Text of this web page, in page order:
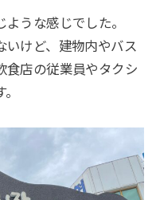
うな感じでした。
いけど、建物内やバス
食店の従業員やタクシ